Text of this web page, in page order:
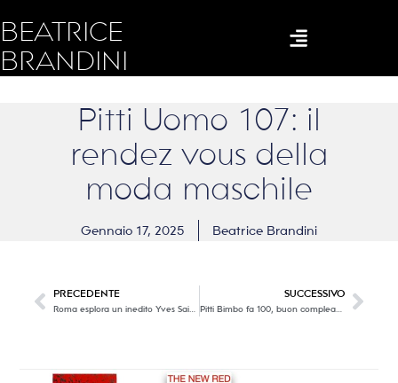
BEATRICE
BRANDINI
Pitti Uomo 107: il
rendez vous della
moda maschile
Gennaio 17, 2025 Beatrice Brandini
PRECEDENTE SUCCESSIVO
Pitti Bimbo fa 100, buon compleanno!